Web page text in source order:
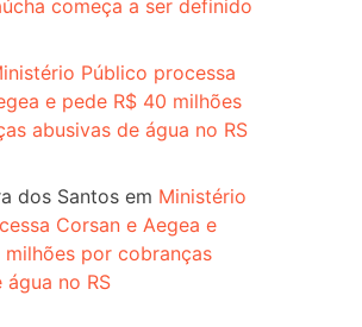
começa a ser definido
Público processa
e pede R$ 40 milhões
abusivas de água no RS
dos Santos em Ministério
Corsan e Aegea e
milhões por cobranças
água no RS